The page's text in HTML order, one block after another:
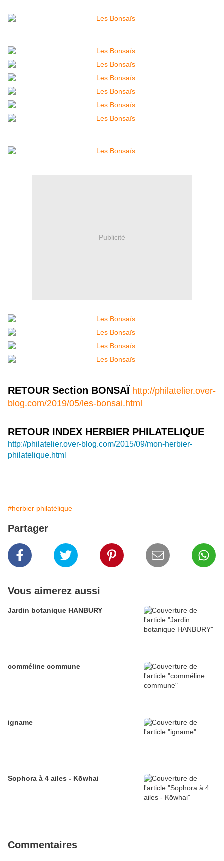
Publicité
RETOUR Section BONSAÏ http://philatelier.over-
blog.com/2019/05/les-bonsai.html
RETOUR INDEX HERBIER PHILATELIQUE
http://philatelier.over-blog.com/2015/09/mon-herbier-
philatelique.html
#herbier philatélique
Partager
Vous aimerez aussi
Jardin botanique HANBURY
comméline commune
igname
Sophora à 4 ailes - Kōwhai
Commentaires